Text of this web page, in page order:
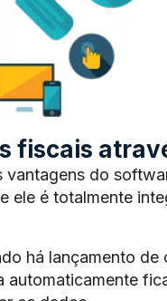
fiscais
vantagens do
ele é totalmente
há lançamento
automaticamente